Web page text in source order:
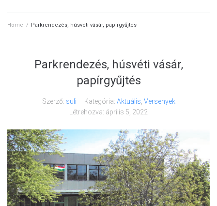
Home / Parkrendezés, húsvéti vásár, papírgyűjtés
Parkrendezés, húsvéti vásár,
papírgyűjtés
Szerző: suli Kategória: Aktuális Versenyek
Létrehozva: április 5, 2022